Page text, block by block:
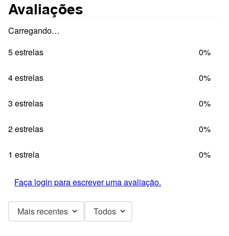
Avaliações
Carregando…
5 estrelas
0%
4 estrelas 0%
3 estrelas 0%
2 estrelas 0%
1 estrela 0%
Faça login para escrever uma avaliação.
Mais recentes Todos